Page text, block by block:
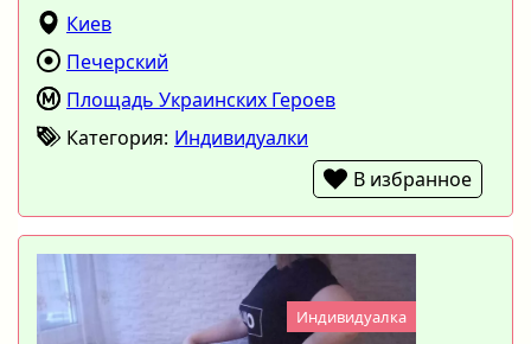
Киев
Печерский
Площадь Украинских Героев
Категория: Индивидуалки
В избранное
Индивидуалка